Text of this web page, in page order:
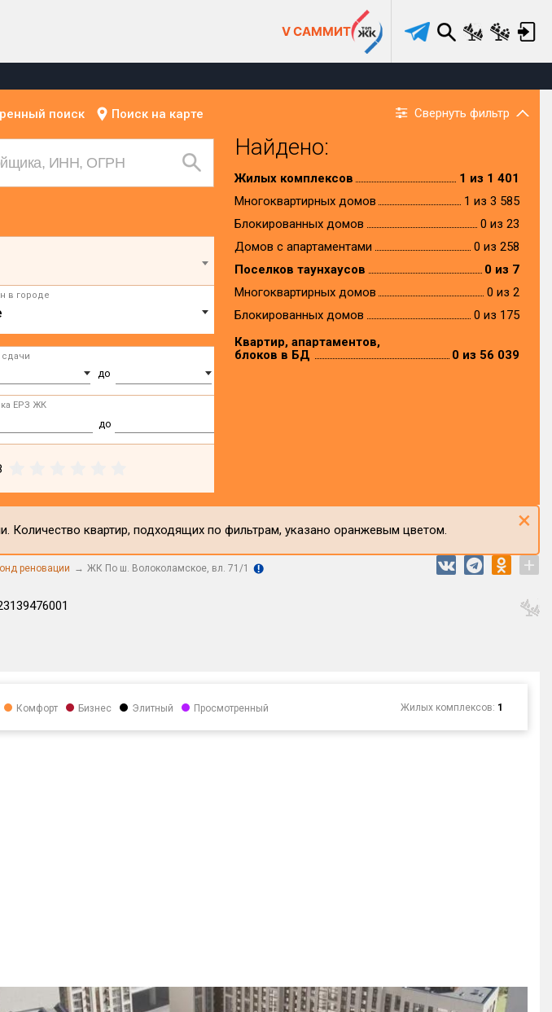
V САММИТ
поиск Поиск на карте Свернуть фильтр
в городе
сдачи
до
ЕРЗ ЖК
до
Найдено:
Жилых комплексов
1 из 1 401
Многоквартирных домов
1 из 3 585
Блокированных домов
0 из 23
Домов с апартаментами
0 из 258
Поселков таунхаусов
0 из 7
Многоквартирных домов
0 из 2
Блокированных домов
0 из 175
Квартир, апартаментов,
блоков в БД
0 из 56 039
Количество квартир, подходящих по фильтрам, указано оранжевым цветом. ×
реновации ЖК По ш. Волоколамское, вл. 71/1 +
Комфорт Бизнес Элитный Просмотренный Жилых комплексов: 1